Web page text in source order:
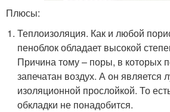
Плюсы:
Теплоизоляция. Как и любой
пеноблок обладает высокой
Причина тому – поры, в которых
запечатан воздух. А он является
изоляционной прослойкой. То
обкладки не понадобится.